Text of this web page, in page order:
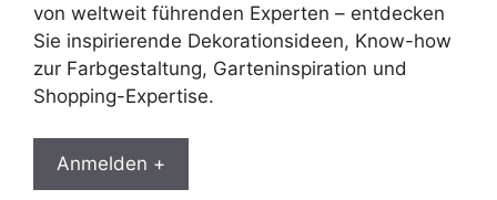
von weltweit führenden Experten – entdecken
Sie inspirierende Dekorationsideen, Know-how
zur Farbgestaltung, Garteninspiration und
Shopping-Expertise.
Anmelden +